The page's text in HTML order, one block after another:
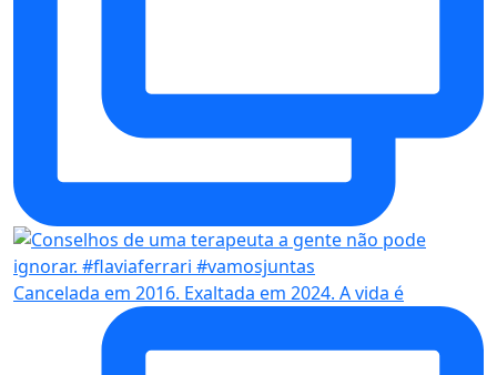
Cancelada em 2016. Exaltada em 2024. A vida é